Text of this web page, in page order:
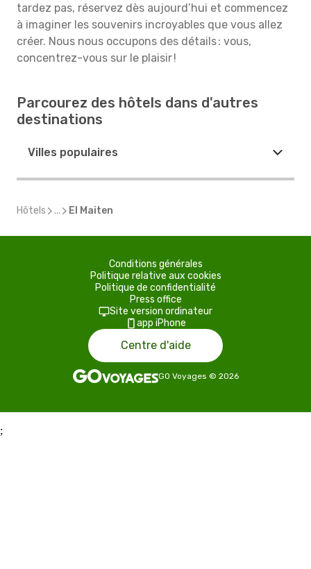
tardez pas, réservez dès aujourd’hui et commencez
à imaginer les souvenirs incroyables que vous allez
créer. Nous nous occupons des détails : vous,
concentrez-vous sur le plaisir !
Parcourez des hôtels dans d'autres
destinations
Villes populaires
Hôtels ... El Maiten
Conditions générales
Politique relative aux cookies
Politique de confidentialité
Press office
Site version ordinateur
app iPhone
Centre d'aide
GO Voyages © 2026
;